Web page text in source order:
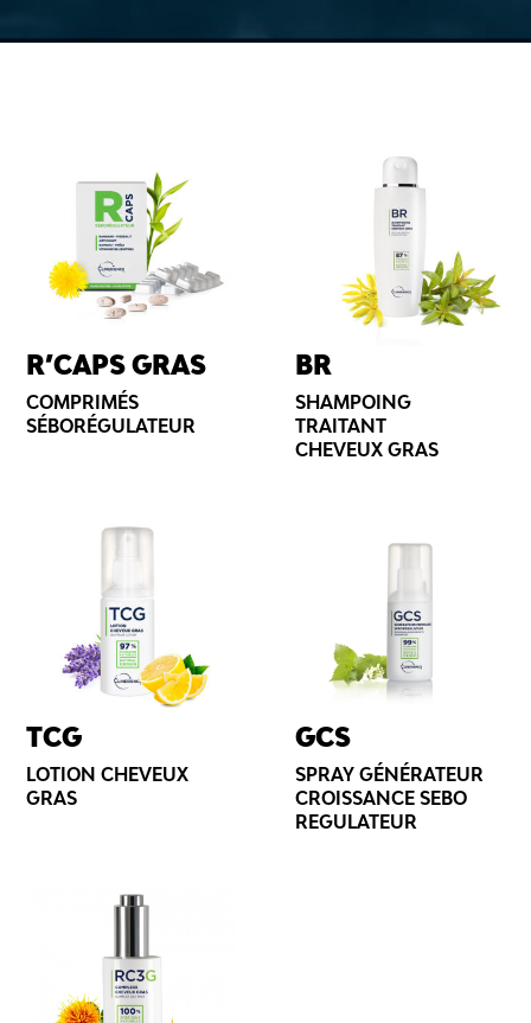
R’CAPS GRAS
COMPRIMÉS
SÉBORÉGULATEUR
BR
SHAMPOING
TRAITANT
CHEVEUX GRAS
TCG
LOTION CHEVEUX
GRAS
GCS
SPRAY GÉNÉRATEUR
CROISSANCE SEBO
REGULATEUR